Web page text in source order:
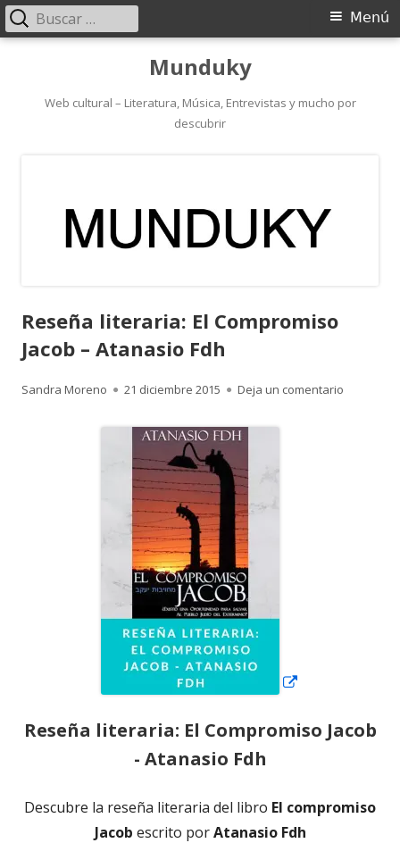
contenido
Munduky
Web cultural – Literatura, Música, Entrevistas y mucho por
descubrir
Menú
Menú
Buscar:
Reseña literaria: El Compromiso
Jacob – Atanasio Fdh
Autor
Sandra Moreno
Publicado
21 diciembre 2015 Deja un comentario
Reseña literaria: El Compromiso Jacob
- Atanasio Fdh
Descubre la reseña literaria del libro El compromiso
Jacob escrito porAtanasio Fdh